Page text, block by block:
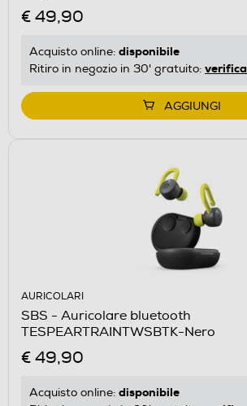
€ 49,90
Acquisto online: disponibile
Ritiro in negozio in 30' gratuito: verifica
AGGIUNGI
AURICOLARI
SBS - Auricolare bluetooth
TESPEARTRAINTWSBTK-Nero
€ 49,90
Acquisto online: disponibile